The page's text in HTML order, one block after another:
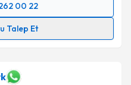
00 22
Talep Et
e-posta ile